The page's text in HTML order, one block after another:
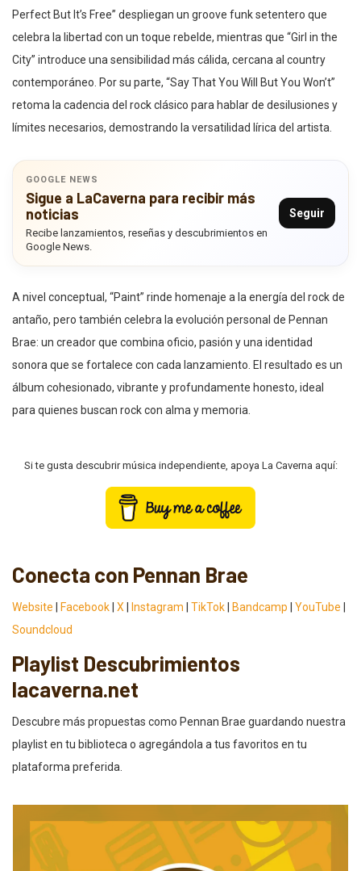
Perfect But It’s Free” despliegan un groove funk setentero que
celebra la libertad con un toque rebelde, mientras que “Girl in the
City” introduce una sensibilidad más cálida, cercana al country
contemporáneo. Por su parte, “Say That You Will But You Won’t”
retoma la cadencia del rock clásico para hablar de desilusiones y
límites necesarios, demostrando la versatilidad lírica del artista.
GOOGLE NEWS
Sigue a LaCaverna para recibir más
noticias
Recibe lanzamientos, reseñas y descubrimientos en
Google News.
Seguir
A nivel conceptual, “Paint” rinde homenaje a la energía del rock de
antaño, pero también celebra la evolución personal de Pennan
Brae: un creador que combina oficio, pasión y una identidad
sonora que se fortalece con cada lanzamiento. El resultado es un
álbum cohesionado, vibrante y profundamente honesto, ideal
para quienes buscan rock con alma y memoria.
Si te gusta descubrir música independiente, apoya La Caverna aquí:
Conecta con Pennan Brae
Website Facebook X Instagram TikTok Bandcamp YouTube
Soundcloud
Playlist Descubrimientos
lacaverna.net
Descubre más propuestas como Pennan Brae guardando nuestra
playlist en tu biblioteca o agregándola a tus favoritos en tu
plataforma preferida.